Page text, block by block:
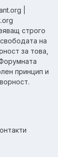
|
строго
на
за това,
принцип и